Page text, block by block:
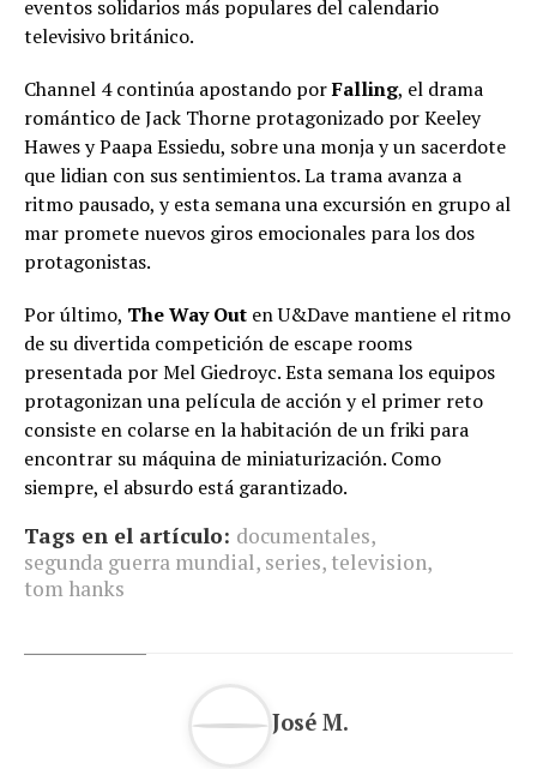
eventos solidarios más populares del calendario
televisivo británico.
Channel 4 continúa apostando porFalling, el drama
romántico de Jack Thorne protagonizado por Keeley
Hawes y Paapa Essiedu, sobre una monja y un sacerdote
que lidian con sus sentimientos. La trama avanza a
ritmo pausado, y esta semana una excursión en grupo al
mar promete nuevos giros emocionales para los dos
protagonistas.
Por último, The Way Out en U&Dave mantiene el ritmo
de su divertida competición de escape rooms
presentada por Mel Giedroyc. Esta semana los equipos
protagonizan una película de acción y el primer reto
consiste en colarse en la habitación de un friki para
encontrar su máquina de miniaturización. Como
siempre, el absurdo está garantizado.
Tags en el artículo: documentales,
segunda guerra mundial, series, television,
tom hanks
José M.